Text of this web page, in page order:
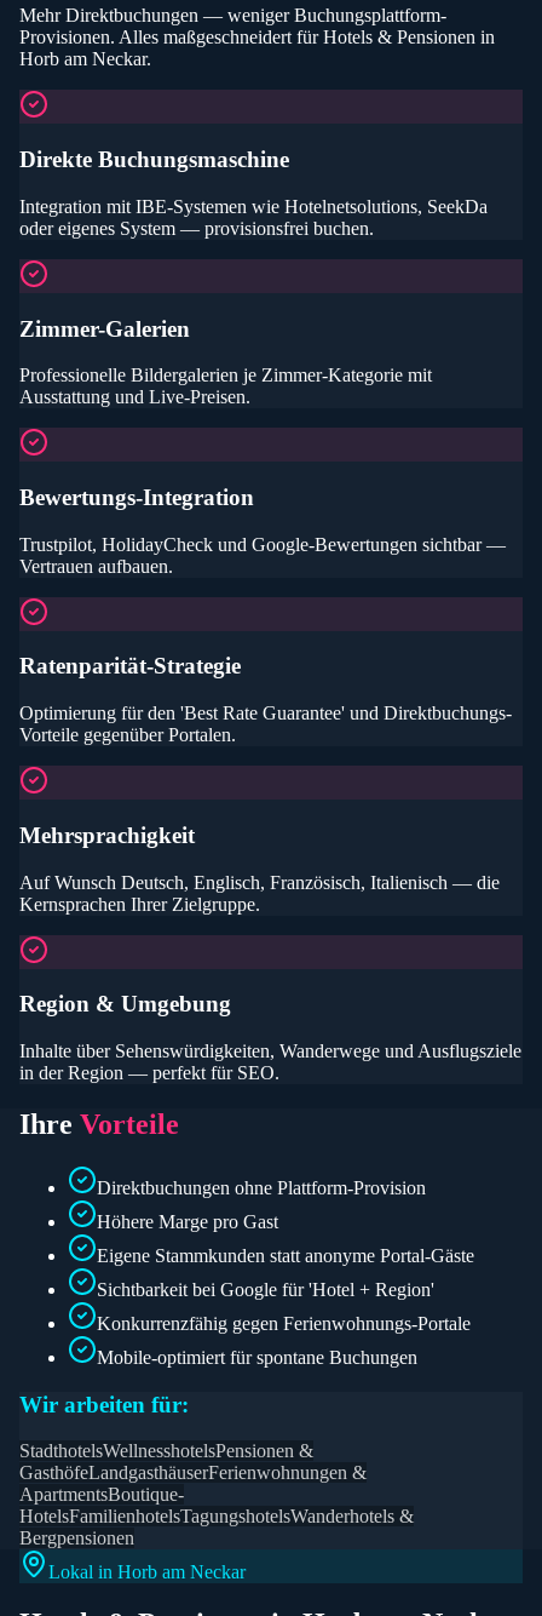
Mehr Direktbuchungen — weniger Buchungsplattform-
Provisionen. Alles maßgeschneidert fürHotels & Pensionen in
Horb am Neckar.
Direkte Buchungsmaschine
Integration mit IBE-Systemen wie Hotelnetsolutions, SeekDa
oder eigenes System — provisionsfrei buchen.
Zimmer-Galerien
Professionelle Bildergalerien je Zimmer-Kategorie mit
Ausstattung und Live-Preisen.
Bewertungs-Integration
Trustpilot, HolidayCheck und Google-Bewertungen sichtbar —
Vertrauen aufbauen.
Ratenparität-Strategie
Optimierung für den 'Best Rate Guarantee' und Direktbuchungs-
Vorteile gegenüber Portalen.
Mehrsprachigkeit
Auf Wunsch Deutsch, Englisch, Französisch, Italienisch — die
Kernsprachen Ihrer Zielgruppe.
Region & Umgebung
Inhalte über Sehenswürdigkeiten, Wanderwege und Ausflugsziele
in der Region — perfekt für SEO.
Ihre Vorteile
Direktbuchungen ohne Plattform-Provision
Höhere Marge pro Gast
Eigene Stammkunden statt anonyme Portal-Gäste
Sichtbarkeit bei Google für 'Hotel + Region'
Konkurrenzfähig gegen Ferienwohnungs-Portale
Mobile-optimiert für spontane Buchungen
Wir arbeiten für:
StadthotelsWellnesshotelsPensionen &
GasthöfeLandgasthäuserFerienwohnungen &
ApartmentsBoutique-
HotelsFamilienhotelsTagungshotelsWanderhotels &
Bergpensionen
Lokal in Horb am Neckar